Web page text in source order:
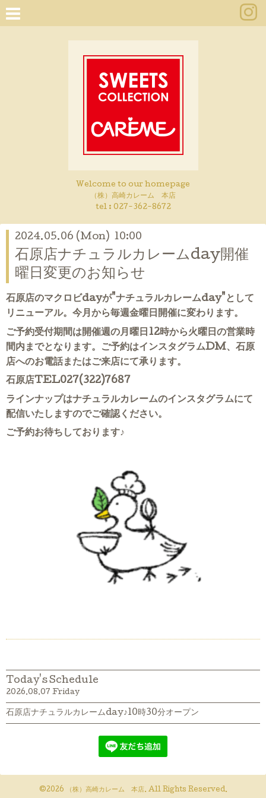
Welcome to our homepage
（株）高崎カレーム 本店
tel : 027-362-8672
2024.05.06 (Mon) 10:00
石原店ナチュラルカレームday開催
曜日変更のお知らせ
石原店のマクロビdayが"ナチュラルカレームday"として
リニューアル。今月から毎週金曜日開催に変わります。
ご予約受付期間は開催週の月曜日12時から火曜日の営業時
間内までとなります。
ご予約はインスタグラムDM、石原
店へのお電話またはご来店にて承ります。
石原店TEL027(322)7687
ラインナップはナチュラルカレームのインスタグラムにて
配信いたしますのでご確認ください。
ご予約お待ちしております♪
Today's Schedule
2026.08.07 Friday
石原店ナチュラルカレームday♪10時30分オープン
©2026 （株）高崎カレーム 本店. All Rights Reserved.